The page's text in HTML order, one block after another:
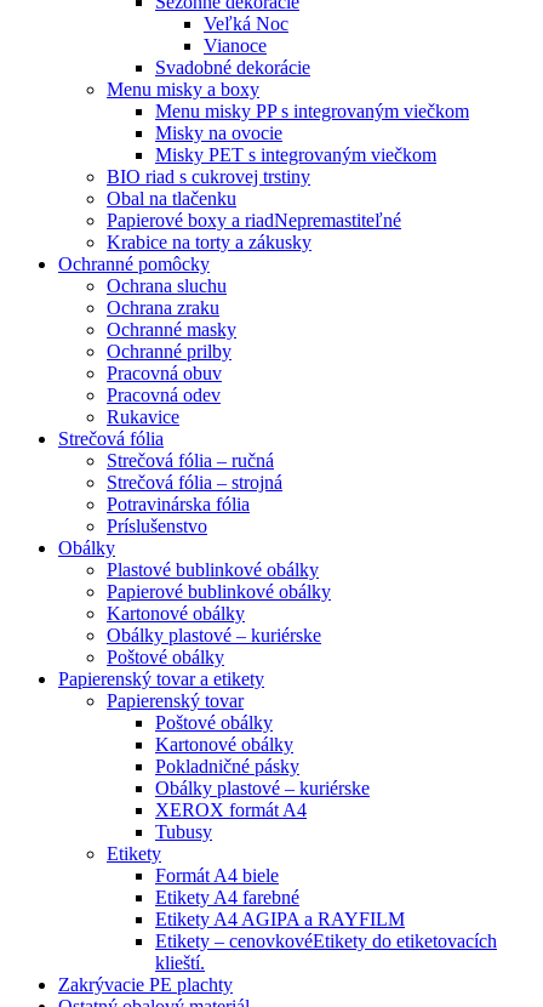
Veľká Noc
Vianoce
Svadobné dekorácie
Menu misky a boxy
Menu misky PP s integrovaným viečkom
Misky na ovocie
Misky PET s integrovaným viečkom
BIO riad s cukrovej trstiny
Obal na tlačenku
Papierové boxy a riadNepremastiteľné
Krabice na torty a zákusky
Ochranné pomôcky
Ochrana sluchu
Ochrana zraku
Ochranné masky
Ochranné prilby
Pracovná obuv
Pracovná odev
Rukavice
Strečová fólia
Strečová fólia – ručná
Strečová fólia – strojná
Potravinárska fólia
Príslušenstvo
Obálky
Plastové bublinkové obálky
Papierové bublinkové obálky
Kartonové obálky
Obálky plastové – kuriérske
Poštové obálky
Papierenský tovar a etikety
Papierenský tovar
Poštové obálky
Kartonové obálky
Pokladničné pásky
Obálky plastové – kuriérske
XEROX formát A4
Tubusy
Etikety
Formát A4 biele
Etikety A4 farebné
Etikety A4 AGIPA a RAYFILM
Etikety – cenovkovéEtikety do etiketovacích
klieští.
Zakrývacie PE plachty